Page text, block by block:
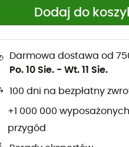
Dodaj do
Darmowa dostawa od
Po. 10 Sie. - Wt. 11 Sie.
100 dni na bezpłatny
+1 000 000
przygód